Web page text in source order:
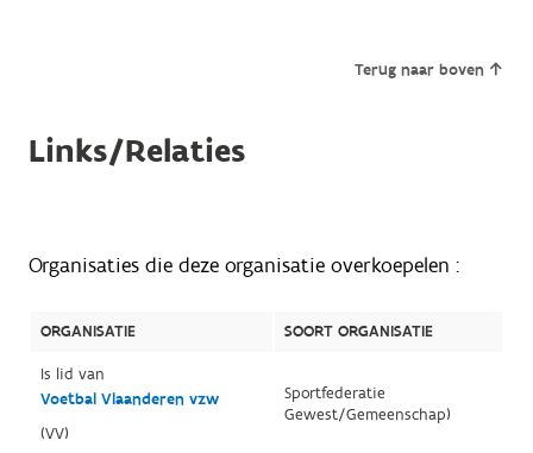
Terug naar boven
Links/Relaties
Organisaties die deze organisatie overkoepelen :
ORGANISATIE
SOORT ORGANISATIE
Is lid van
Voetbal Vlaanderen vzw
(VV)
Sportfederatie
Gewest/Gemeenschap)